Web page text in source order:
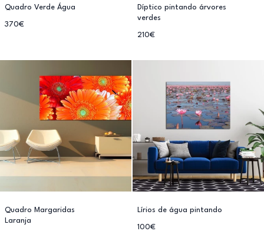
Quadro Verde Água
370€
Díptico pintando árvores
verdes
210€
Quadro Margaridas
Laranja
Lírios de água pintando
100€